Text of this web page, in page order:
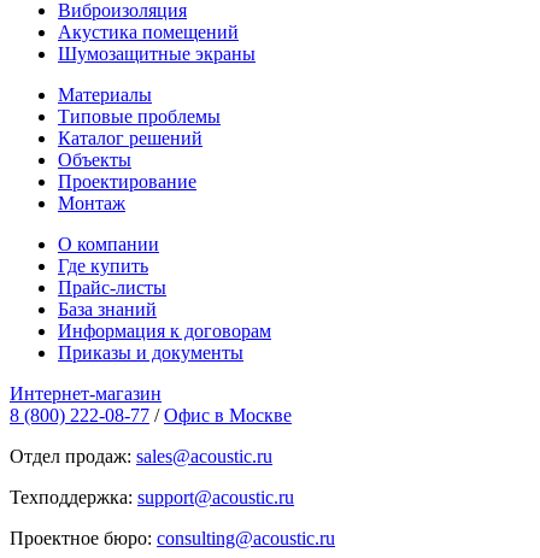
Виброизоляция
Акустика помещений
Шумозащитные экраны
Материалы
Типовые проблемы
Каталог решений
Объекты
Проектирование
Монтаж
О компании
Где купить
Прайс-листы
База знаний
Информация к договорам
Приказы и документы
Интернет-магазин
8 (800) 222-08-77 / Офис в Москве
Отдел продаж: sales@acoustic.ru
Техподдержка: support@acoustic.ru
Проектное бюро: consulting@acoustic.ru